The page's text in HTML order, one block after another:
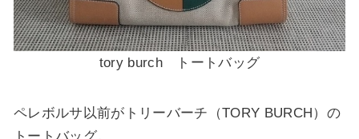
tory burch トートバッグ
ペレボルサ以前がトリーバーチ（TORY BURCH）の